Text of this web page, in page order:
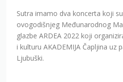
Sutra imamo dva koncerta koji
ovogodišnjeg Međunarodnog
glazbe ARDEA 2022 koji
i kulturu AKADEMIJA Čapljina uz
Ljubuški.